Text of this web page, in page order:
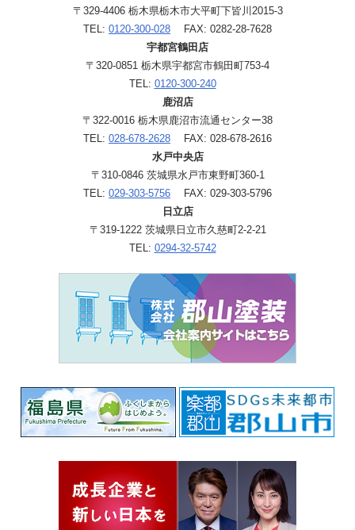
〒329-4406 栃木県栃木市大平町下皆川2015-3
TEL: 0120-300-028 FAX: 0282-28-7628
宇都宮鶴田店
〒320-0851 栃木県宇都宮市鶴田町753-4
TEL: 0120-300-240
鹿沼店
〒322-0016 栃木県鹿沼市流通センター38
TEL: 028-678-2628 FAX: 028-678-2616
水戸中央店
〒310-0846 茨城県水戸市東野町360-1
TEL: 029-303-5756 FAX: 029-303-5796
日立店
〒319-1222 茨城県日立市久慈町2-2-21
TEL: 0294-32-5742